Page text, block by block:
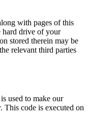
with pages of this
hard drive of your
stored therein may be
relevant third parties
used to make our
code is executed on